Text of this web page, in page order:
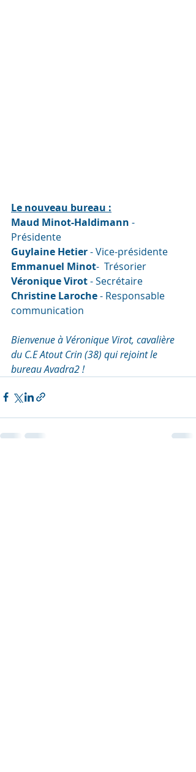
Le nouveau bureau :
Maud Minot-Haldimann -
Présidente
Guylaine Hetier - Vice-présidente
Emmanuel Minot-  Trésorier
Véronique Virot - Secrétaire
Christine Laroche - Responsable
communication
Bienvenue à Véronique Virot, cavalière
du C.E Atout Crin (38) qui rejoint le
bureau Avadra2 !